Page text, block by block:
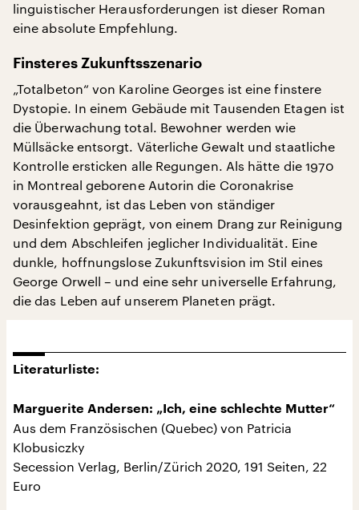
linguistischer Herausforderungen ist dieser Roman
eine absolute Empfehlung.
Finsteres Zukunftsszenario
„Totalbeton“ von Karoline Georges ist eine finstere
Dystopie. In einem Gebäude mit Tausenden Etagen ist
die Überwachung total. Bewohner werden wie
Müllsäcke entsorgt. Väterliche Gewalt und staatliche
Kontrolle ersticken alle Regungen. Als hätte die 1970
in Montreal geborene Autorin die Coronakrise
vorausgeahnt, ist das Leben von ständiger
Desinfektion geprägt, von einem Drang zur Reinigung
und dem Abschleifen jeglicher Individualität. Eine
dunkle, hoffnungslose Zukunftsvision im Stil eines
George Orwell – und eine sehr universelle Erfahrung,
die das Leben auf unserem Planeten prägt.
Literaturliste:
Marguerite Andersen: „Ich, eine schlechte Mutter“
Aus dem Französischen (Quebec) von Patricia
Klobusiczky
Secession Verlag, Berlin/Zürich 2020, 191 Seiten, 22
Euro